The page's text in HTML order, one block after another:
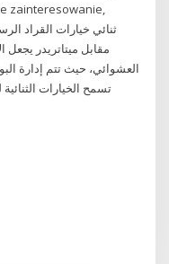
zainteresowanie,
مقابل ميتاتريدر يجعل
العشوائي، حيث تتم إدارة
تسمح الخيارات